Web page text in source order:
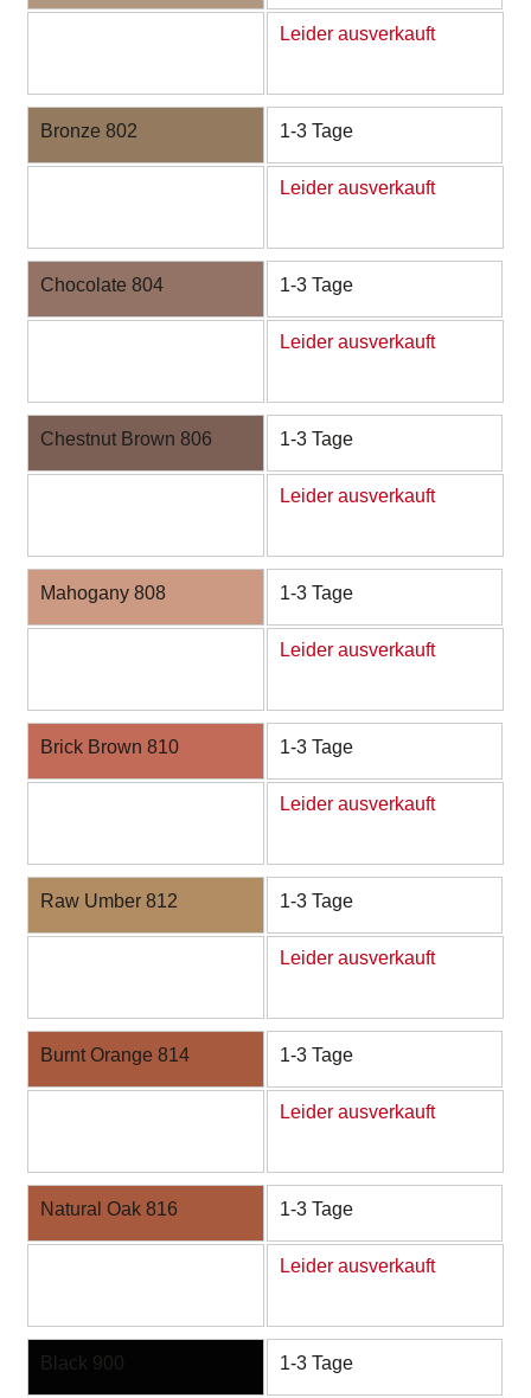
Leider ausverkauft
Bronze 802 1-3 Tage
Leider ausverkauft
Chocolate 804 1-3 Tage
Leider ausverkauft
Chestnut Brown 806 1-3 Tage
Leider ausverkauft
Mahogany 808 1-3 Tage
Leider ausverkauft
Brick Brown 810 1-3 Tage
Leider ausverkauft
Raw Umber 812 1-3 Tage
Leider ausverkauft
Burnt Orange 814 1-3 Tage
Leider ausverkauft
Natural Oak 816 1-3 Tage
Leider ausverkauft
Black 900 1-3 Tage